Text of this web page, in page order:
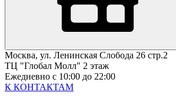
Москва, ул. Ленинская Слобода 26 стр.2
ТЦ "Глобал Молл" 2 этаж
Ежедневно с 10:00 до 22:00
К КОНТАКТАМ